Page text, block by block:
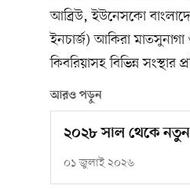
আব্রিউ, ইউনেসকো
ইনচার্জ) আকিরা মাতসুনাগা
কিবরিয়াসহ বিভিন্ন সংস্থার
আরও পড়ুন
২০২৮ সাল থেকে নতুন
০১ জুলাই ২০২৬